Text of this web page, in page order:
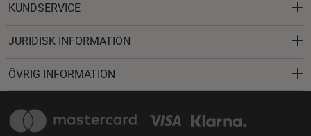
KUNDSERVICE
JURIDISK INFORMATION
ÖVRIG INFORMATION